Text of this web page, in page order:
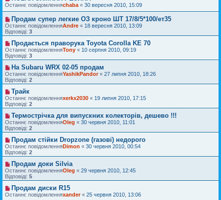
Останнє повідомленняchaba « 30 вересня 2010, 15:09
Продам супер легкие ОЗ кроно ШТ 17/8/5*100/ет35
Останнє повідомленняAndre « 18 вересня 2010, 13:09
Відповіді: 3
Продається праворука Toyota Corolla KE 70
Останнє повідомленняTony « 10 серпня 2010, 09:19
Відповіді: 3
На Subaru WRX 02-05 продам
Останнє повідомленняYashikPandor« 27 липня 2010, 18:26
Відповіді: 2
Трайк
Останнє повідомленняxerkx2030 « 19 липня 2010, 17:15
Відповіді: 2
Термострічка для випускних колекторів, дешево !!!
Останнє повідомленняOleg « 30 червня 2010, 11:01
Відповіді: 2
Продам стійки Dropzone (газові) недорого
Останнє повідомленняDimon « 30 червня 2010, 00:54
Відповіді: 2
Продам доки Silvia
Останнє повідомленняOleg « 29 червня 2010, 12:45
Відповіді: 5
Продам диски R15
Останнє повідомленняxander« 25 червня 2010, 13:06